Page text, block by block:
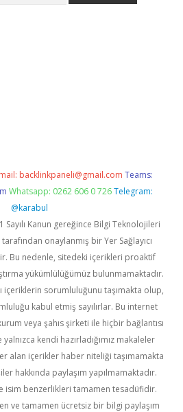
backlinkpaneli@gmail.com Teams:
Whatsapp: 0262 606 0 726 Telegram:
@karabul
Sayılı Kanun gereğince Bilgi Teknolojileri
onaylanmış bir Yer Sağlayıcı
Bu nedenle, sitedeki içerikleri proaktif
yükümlülüğümüz bulunmamaktadır.
içeriklerin sorumluluğunu taşımakta olup,
kabul etmiş sayılırlar. Bu internet
veya şahıs şirketi ile hiçbir bağlantısı
kendi hazırladığımız makaleler
alan içerikler haber niteliği taşımamakta
hakkında paylaşım yapılmamaktadır.
isim benzerlikleri tamamen tesadüfidir.
ve tamamen ücretsiz bir bilgi paylaşım